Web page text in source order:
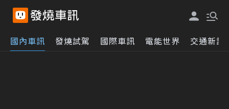
國內車訊 發燒試駕 國際車訊 電能世界 交通新訊